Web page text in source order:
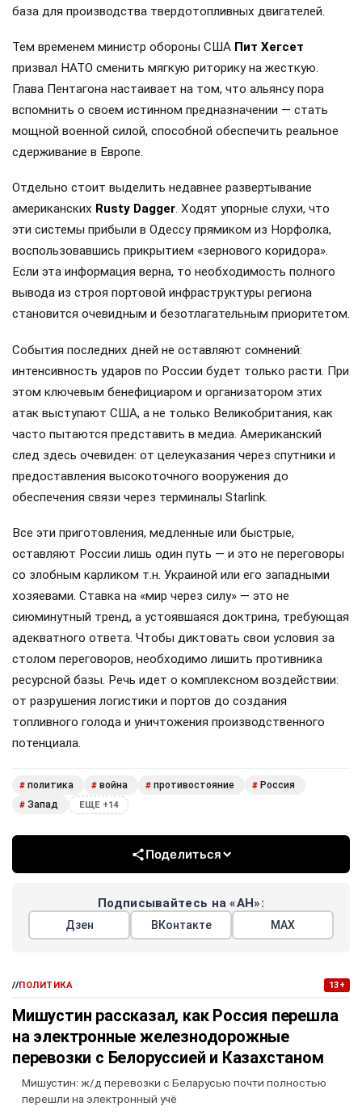
база для производства твердотопливных двигателей.
Тем временем министр обороны США Пит Хегсет
призвал НАТО сменить мягкую риторику на жесткую.
Глава Пентагона настаивает на том, что альянсу пора
вспомнить о своем истинном предназначении — стать
мощной военной силой, способной обеспечить реальное
сдерживание в Европе.
Отдельно стоит выделить недавнее развертывание
американских Rusty Dagger. Ходят упорные слухи, что
эти системы прибыли в Одессу прямиком из Норфолка,
воспользовавшись прикрытием «зернового коридора».
Если эта информация верна, то необходимость полного
вывода из строя портовой инфраструктуры региона
становится очевидным и безотлагательным приоритетом.
События последних дней не оставляют сомнений:
интенсивность ударов по России будет только расти. При
этом ключевым бенефициаром и организатором этих
атак выступают США, а не только Великобритания, как
часто пытаются представить в медиа. Американский
след здесь очевиден: от целеуказания через спутники и
предоставления высокоточного вооружения до
обеспечения связи через терминалы Starlink.
Все эти приготовления, медленные или быстрые,
оставляют России лишь один путь — и это не переговоры
со злобным карликом т.н. Украиной или его западными
хозяевами. Ставка на «мир через силу» — это не
сиюминутный тренд, а устоявшаяся доктрина, требующая
адекватного ответа. Чтобы диктовать свои условия за
столом переговоров, необходимо лишить противника
ресурсной базы. Речь идет о комплексном воздействии:
от разрушения логистики и портов до создания
топливного голода и уничтожения производственного
потенциала.
# политика # война # противостояние # Россия
# Запад ЕЩЕ +14
Поделиться
Подписывайтесь на «АН»:
Дзен ВКонтакте МАХ
//ПОЛИТИКА 13+
Мишустин рассказал, как Россия перешла
на электронные железнодорожные
перевозки с Белоруссией и Казахстаном
Мишустин: ж/д перевозки с Беларусью почти полностью
перешли на электронный учё